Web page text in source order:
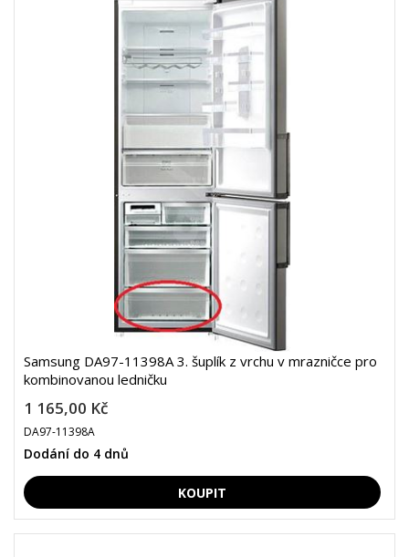
Samsung DA97-11398A 3. šuplík z vrchu v mrazničce pro
kombinovanou ledničku
1 165,00 Kč
DA97-11398A
Dodání do 4 dnů